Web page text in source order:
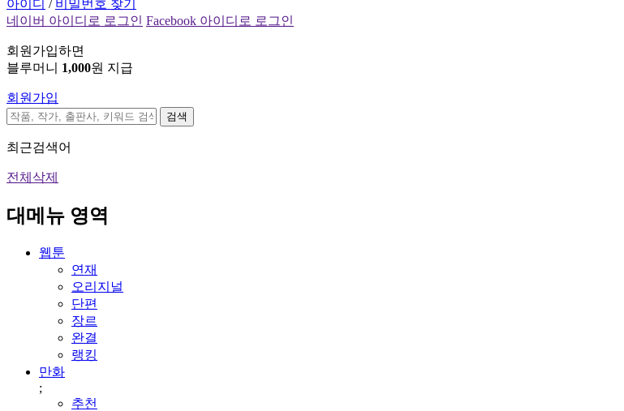
아이디 / 비밀번호 찾기
네이버 아이디로 로그인 Facebook 아이디로 로그인
회원가입하면
블루머니 1,000원 지급
회원가입
검색
최근검색어
전체삭제
대메뉴 영역
웹툰
연재
오리지널
단편
장르
완결
랭킹
만화
;
추천